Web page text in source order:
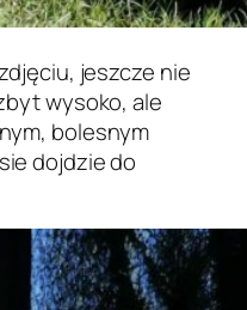
jeszcze nie
wysoko, ale
bolesnym
dojdzie do